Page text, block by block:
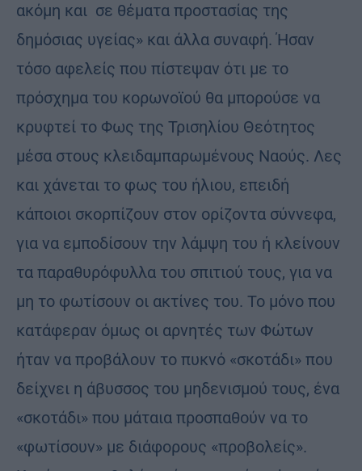
ακόμη και σε θέματα προστασίας της
δημόσιας υγείας» και άλλα συναφή. Ήσαν
τόσο αφελείς που πίστεψαν ότι με το
πρόσχημα του κορωνοϊού θα μπορούσε να
κρυφτεί το Φως της Τρισηλίου Θεότητος
μέσα στους κλειδαμπαρωμένους Ναούς. Λες
και χάνεται το φως του ήλιου, επειδή
κάποιοι σκορπίζουν στον ορίζοντα σύννεφα,
για να εμποδίσουν την λάμψη του ή κλείνουν
τα παραθυρόφυλλα του σπιτιού τους, για να
μη το φωτίσουν οι ακτίνες του. Το μόνο που
κατάφεραν όμως οι αρνητές των Φώτων
ήταν να προβάλουν το πυκνό «σκοτάδι» που
δείχνει η άβυσσος του μηδενισμού τους, ένα
«σκοτάδι» που μάταια προσπαθούν να το
«φωτίσουν» με διάφορους «προβολείς».